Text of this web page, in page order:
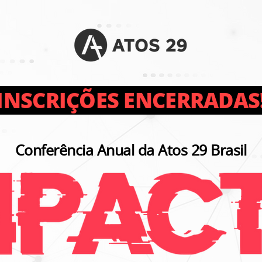
Conferência Anual da Atos 29 Brasil